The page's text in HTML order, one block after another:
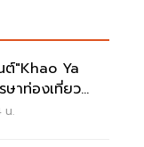
ต์"Khao Ya
ษาท่องเที่ยว
น.